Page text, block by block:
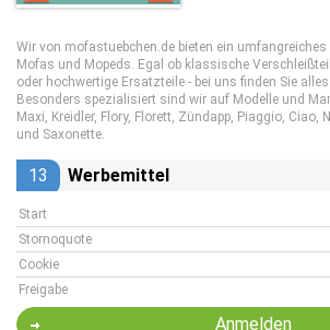
Wir von mofastuebchen.de bieten ein
Mofas und Mopeds. Egal ob klassische
oder hochwertige Ersatzteile - bei uns finden Sie
Besonders spezialisiert sind wir auf Modelle und
Maxi, Kreidler, Flory, Florett, Zündapp, Piaggio, Ciao,
und Saxonette.
13 Werbemittel
Start
Stornoquote
Cookie
Freigabe
Anmelden